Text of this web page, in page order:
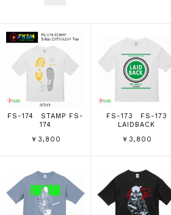
FS-174 STAMP FS-
174
￥3,800
FS-173 FS-173
LAIDBACK
￥3,800